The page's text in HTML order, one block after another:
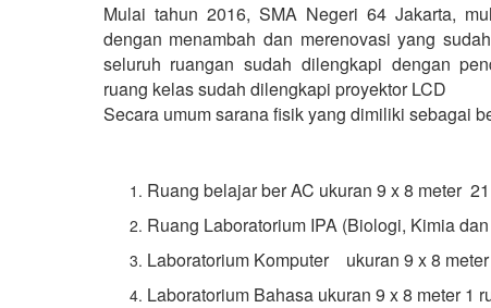
Mulai tahun 2016, SMA Negeri 64 Jakarta,
dengan menambah dan merenovasi yang
seluruh ruangan sudah dilengkapi dengan
ruang kelas sudah dilengkapi proyektor LCD
Secara umum sarana fisik yang dimiliki sebagai
Ruang belajar ber AC ukuran 9 x 8 meter
Ruang Laboratorium IPA (Biologi, Kimia
Laboratorium Komputer ukuran 9 x 8
Laboratorium Bahasa ukuran 9 x 8 meter 1